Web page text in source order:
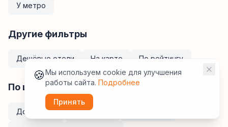
У метро
Другие фильтры
Дешёвые отели На карте По рейтингу
По цене за ночь
До 2 000₽ До3 000
🍪Мы используем cookie для улучшения
работы сайта. Подробнее
Принять